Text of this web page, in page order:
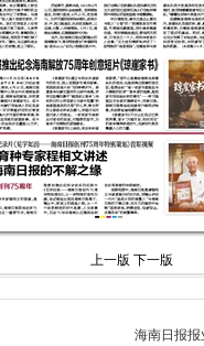
上一版 下一版